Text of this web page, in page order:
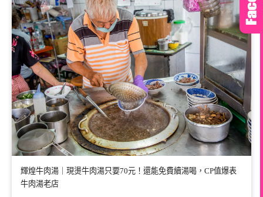
輝煌牛肉湯｜現燙牛肉湯只要70元！還能免費續湯喝，CP值爆表
牛肉湯老店